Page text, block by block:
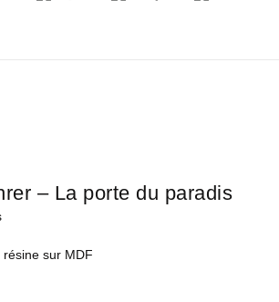
– La porte du paradis
sur MDF